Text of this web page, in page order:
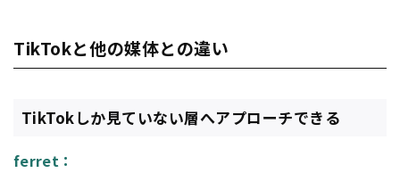
TikTokと他の媒体との違い
TikTokしか見ていない層へアプローチできる
ferret：